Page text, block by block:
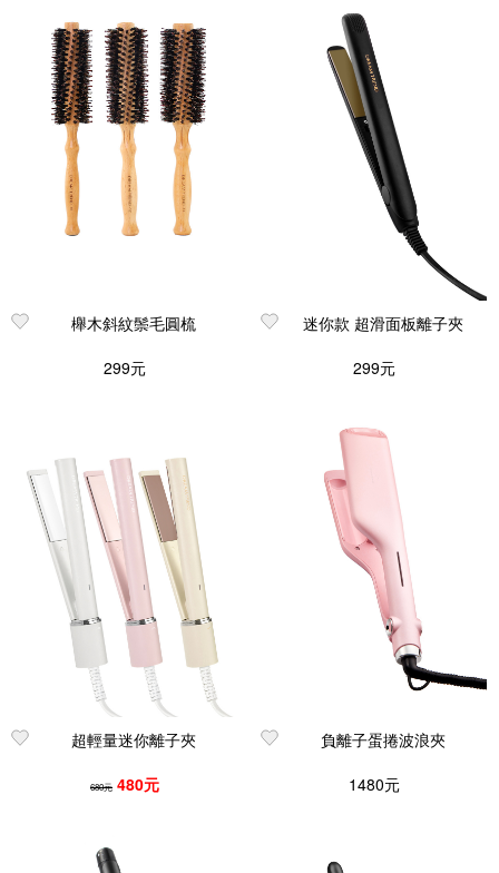
櫸木斜紋鬃毛圓梳
299元
迷你款 超滑面板離子夾
299元
超輕量迷你離子夾
680元 480元
負離子蛋捲波浪夾
1480元